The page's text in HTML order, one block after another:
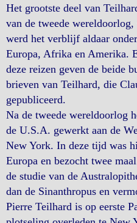
Het grootste deel van
van de tweede
werd het verblijf aldaar
Europa, Afrika en Amerika.
deze reizen geven de beide
brieven van Teilhard, die
gepubliceerd.
Na de tweede wereldoorlog
de U.S.A. gewerkt aan de
New York. In deze tijd was
Europa en bezocht twee
de studie van de
dan de Sinanthropus en
Pierre Teilhard is op eerste